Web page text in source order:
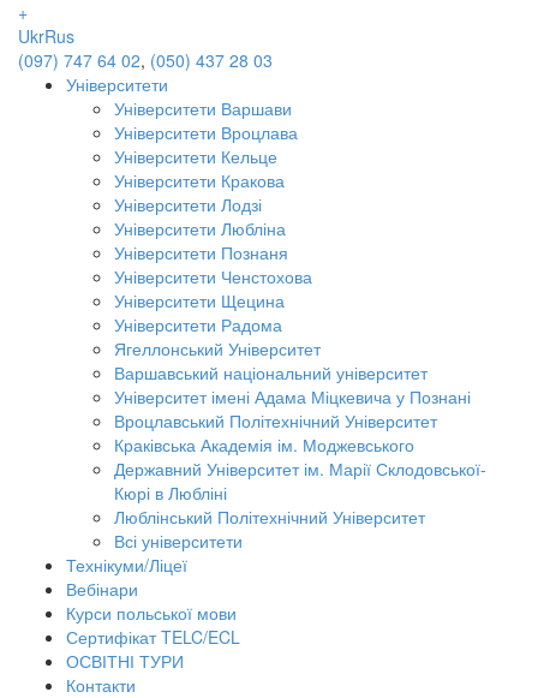
+
UkrRus
(097) 747 64 02, (050) 437 28 03
Університети
Університети Варшави
Університети Вроцлава
Університети Кельце
Університети Кракова
Університети Лодзі
Університети Любліна
Університети Познаня
Університети Ченстохова
Університети Щецина
Університети Радома
Ягеллонський Університет
Варшавський національний університет
Університет імені Адама Міцкевича у Познані
Вроцлавський Політехнічний Університет
Краківська Академія ім. Моджевського
Державний Університет ім. Марії Склодовської-
Кюрі в Любліні
Люблінський Політехнічний Університет
Всі університети
Технікуми/Ліцеї
Вебінари
Курси польської мови
Сертифікат TELC/ECL
ОСВІТНІ ТУРИ
Контакти